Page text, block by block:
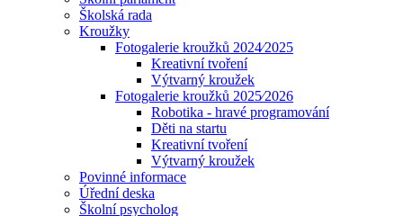
Školská rada
Kroužky
Fotogalerie kroužků 2024⁄2025
Kreativní tvoření
Výtvarný kroužek
Fotogalerie kroužků 2025⁄2026
Robotika - hravé programování
Děti na startu
Kreativní tvoření
Výtvarný kroužek
Povinné informace
Úřední deska
Školní psycholog